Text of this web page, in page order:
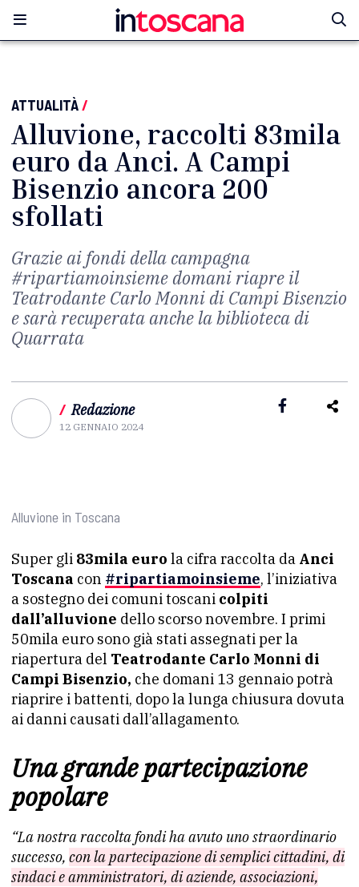
ATTUALITÀ/
Alluvione, raccolti 83mila
euro da Anci. A Campi
Bisenzio ancora 200
sfollati
Grazie ai fondi della campagna
#ripartiamoinsieme domani riapre il
Teatrodante Carlo Monni di Campi Bisenzio
e sarà recuperata anche la biblioteca di
Quarrata
/ Redazione
12 GENNAIO 2024
Alluvione in Toscana
Super gli 83mila euro la cifra raccolta da Anci
Toscana con #ripartiamoinsieme, l’iniziativa
a sostegno dei comuni toscani colpiti
dall’alluvione dello scorso novembre. I primi
50mila euro sono già stati assegnati per la
riapertura del Teatrodante Carlo Monni di
Campi Bisenzio, che domani 13 gennaio potrà
riaprire i battenti, dopo la lunga chiusura dovuta
ai danni causati dall’allagamento.
Una grande partecipazione
popolare
“La nostra raccolta fondi ha avuto uno straordinario
successo, con la partecipazione di semplici cittadini, di
sindaci e amministratori, di aziende, associazioni,